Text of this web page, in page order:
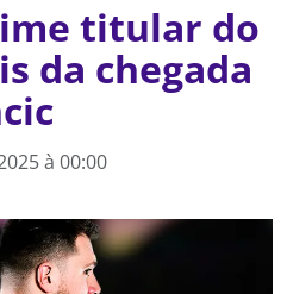
titular do
da chegada
à 00:00